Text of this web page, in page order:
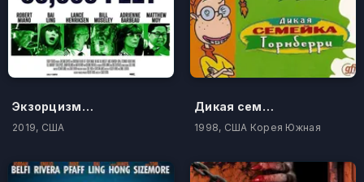
Экзорцизм на высоте 60 000 футов
2019, США
Дикая семейка Торнберри
1998, США Корея Южная